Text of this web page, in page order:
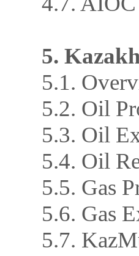
5.
5.1.
5.2. Oil
5.3. Oil
5.4. Oil
5.5. Gas
5.6. Gas
5.7.